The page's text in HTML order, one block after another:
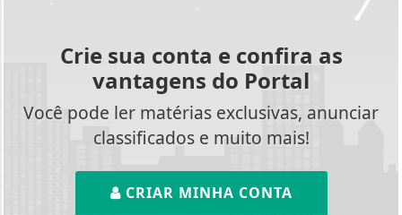
Crie sua conta e confira as
vantagens do Portal
Você pode ler matérias exclusivas, anunciar
classificados e muito mais!
CRIAR MINHA CONTA